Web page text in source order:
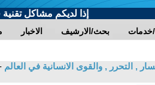
إذا لديكم مشاكل
الاخبار بحث/الارشيف خدمات
, التحرر , والقوى الانسانية في العالم